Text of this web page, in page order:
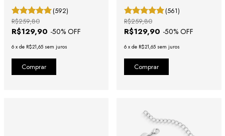
(592)
R$129,90 -50% OFF
R$259,80
6 x de R$21,65 sem juros
(561)
R$129,90 -50% OFF
R$259,80
6 x de R$21,65 sem juros